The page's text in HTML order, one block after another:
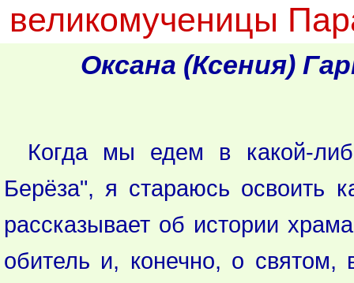
великомученицы
Оксана (Ксения)
Когда мы едем в какой-
Берёза", я стараюсь освоить
рассказывает об истории
обитель и, конечно, о